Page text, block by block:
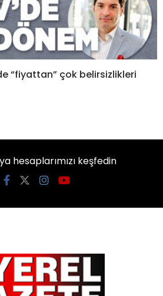
“fiyattan” çok belirsizlikleri
hesaplarımızı keşfedin